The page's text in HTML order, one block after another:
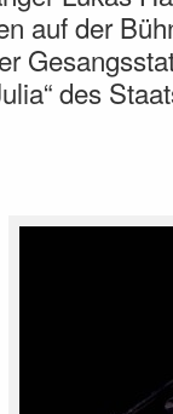
auf der
des